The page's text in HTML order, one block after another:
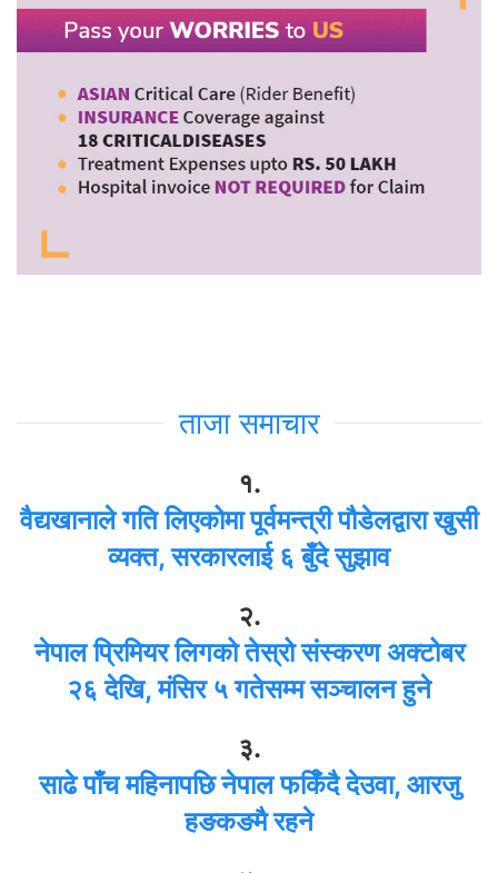
ताजा समाचार
१.
वैद्यखानाले गति लिएकोमा पूर्वमन्त्री पौडेलद्वारा खुसी
व्यक्त, सरकारलाई ६ बुँदे सुझाव
२.
नेपाल प्रिमियर लिगको तेस्रो संस्करण अक्टोबर
२६ देखि, मंसिर ५ गतेसम्म सञ्चालन हुने
३.
साढे पाँच महिनापछि नेपाल फर्किँदै देउवा, आरजु
हङकङमै रहने